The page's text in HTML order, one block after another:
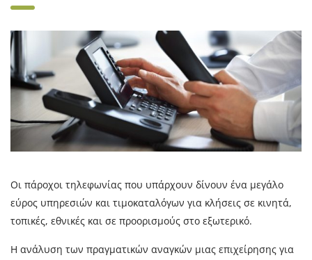
Οι πάροχοι τηλεφωνίας που υπάρχουν δίνουν ένα μεγάλο
εύρος υπηρεσιών και τιμοκαταλόγων για κλήσεις σε κινητά,
τοπικές, εθνικές και σε προορισμούς στο εξωτερικό.
Η ανάλυση των πραγματικών αναγκών μιας επιχείρησης για